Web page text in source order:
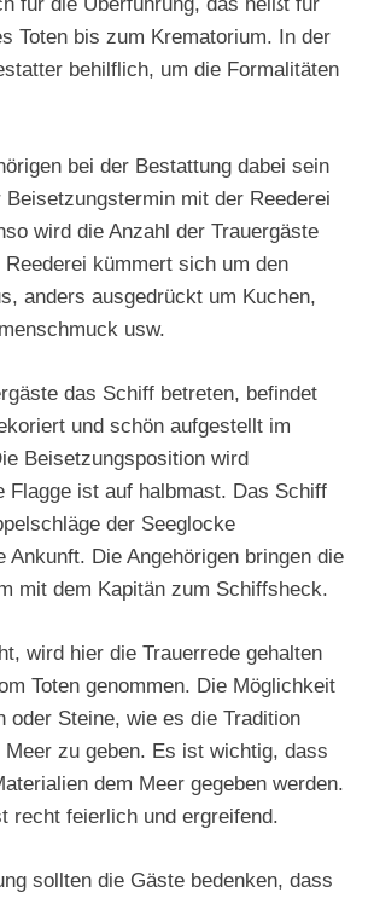
Toten bis zum Krematorium. In der
behilflich, um die Formalitäten
bei der Bestattung dabei sein
mit der Reederei
wird die Anzahl der Trauergäste
Reederei kümmert sich um den
anders ausgedrückt um Kuchen,
usw.
das Schiff betreten, befindet
und schön aufgestellt im
Beisetzungsposition wird
Flagge ist auf halbmast. Das Schiff
der Seeglocke
Ankunft. Die Angehörigen bringen die
mit dem Kapitän zum Schiffsheck.
wird hier die Trauerrede gehalten
Toten genommen. Die Möglichkeit
oder Steine, wie es die Tradition
zu geben. Es ist wichtig, dass
dem Meer gegeben werden.
recht feierlich und ergreifend.
sollten die Gäste bedenken, dass